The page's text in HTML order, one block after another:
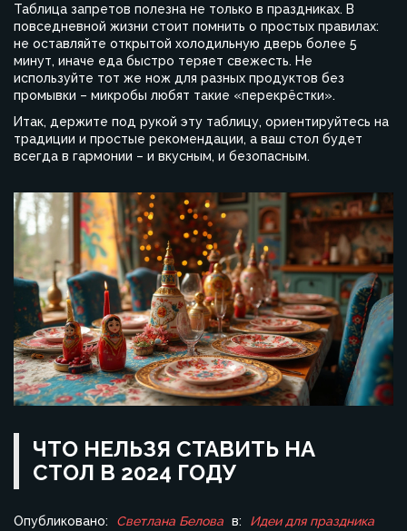
Таблица запретов полезна не только в праздниках. В
повседневной жизни стоит помнить о простых правилах:
не оставляйте открытой холодильную дверь более 5
минут, иначе еда быстро теряет свежесть. Не
используйте тот же нож для разных продуктов без
промывки – микробы любят такие «перекрёстки».
Итак, держите под рукой эту таблицу, ориентируйтесь на
традиции и простые рекомендации, а ваш стол будет
всегда в гармонии – и вкусным, и безопасным.
ЧТО НЕЛЬЗЯ СТАВИТЬ НА
СТОЛ В 2024 ГОДУ
Опубликовано: Светлана Белова в:
Идеи для праздника